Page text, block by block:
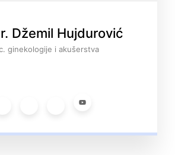
Džemil Hujdurović
ginekologije i akušerstva